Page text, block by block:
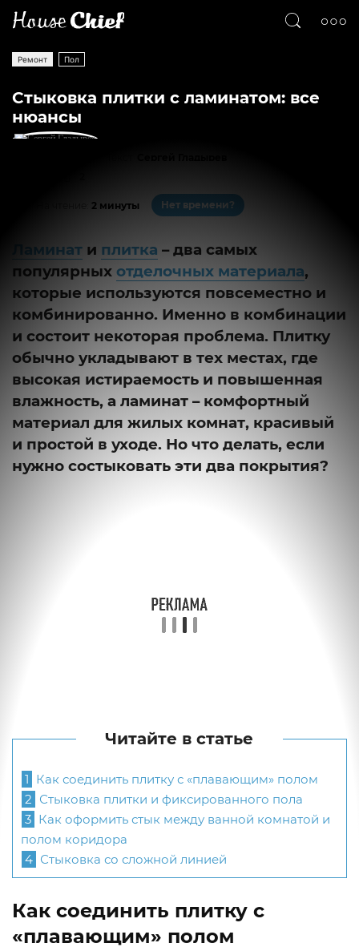
Ремонт Пол
Стыковка плитки с ламинатом: все
нюансы
2 минуты Нет времени?
Ламинат и плитка – два самых
популярных отделочных материала,
которые используются повсеместно и
комбинированно. Именно в комбинации
и состоит некоторая проблема. Плитку
обычно укладывают в тех местах, где
высокая истираемость и повышенная
влажность, а ламинат – комфортный
материал для жилых комнат, красивый
и простой в уходе. Но что делать, если
нужно состыковать эти два покрытия?
Читайте в статье
1 Как соединить плитку с «плавающим» полом
2 Стыковка плитки и фиксированного пола
3 Как оформить стык между ванной комнатой и
полом коридора
4 Стыковка со сложной линией
Как соединить плитку с
«плавающим» полом